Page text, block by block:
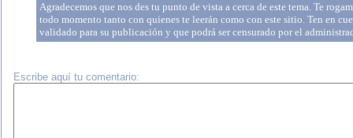
Agradecemos que nos des tu punto de vista a cerca de este tema. Te
todo momento tanto con quienes te leerán como con este sitio. Ten en
validado para su publicación y que podrá ser censurado por el
Escribe aquí tu comentario: